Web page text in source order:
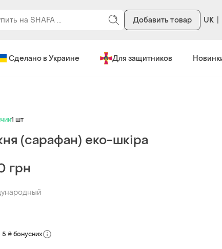
Добавить товар UK
Сделано в Украине Для защитников
1 шт
(сарафан) еко-шкіра
грн
5 ₴ бонусних